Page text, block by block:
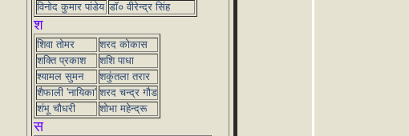
विनोद कुमार पांडेय डॉ० वीरेन्द्र सिंह
श
शिवा तोमर
शरद कोकास
शक्ति प्रकाश
शशि पाधा
श्यामल सुमन
शकुंतला तरार
शैफाली 'नायिका' शरद चन्द्र गौड
शंभू चौधरी
शोभा महेन्द्रू
स